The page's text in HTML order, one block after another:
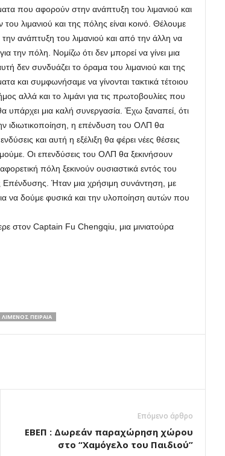
που αφορούν στην ανάπτυξη του λιμανιού και
λιμανιού και της πόλης είναι κοινό. Θέλουμε
την ανάπτυξη του λιμανιού και από την άλλη να
την πόλη. Νομίζω ότι δεν μπορεί να γίνει μια
δεν συνδυάζει το όραμα του λιμανιού και της
και συμφωνήσαμε να γίνονται τακτικά τέτοιου
αλλά και το λιμάνι για τις πρωτοβουλίες που
υπάρχει μια καλή συνεργασία. Έχω ξαναπεί, ότι
ιδιωτικοποίηση, η επένδυση του ΟΛΠ θα
και αυτή η εξέλιξη θα φέρει νέες θέσεις
Οι επενδύσεις του ΟΛΠ θα ξεκινήσουν
πόλη ξεκινούν ουσιαστικά εντός του
Ήταν μια χρήσιμη συνάντηση, με
να δούμε φυσικά και την υλοποίηση αυτών που
στον Captain Fu Chengqiu, μια μινιατούρα
ΠΕΙΡΑΙΑ
Επόμενο άρθρο
ΕΒΕΠ : Δωρεάν παραχώρηση χώρου
στο “Χαμόγελο του Παιδιού”